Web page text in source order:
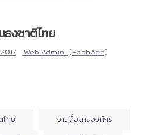
ธงชาติไทย
Web Admin : [PoohAee]
ไทย
งานสื่อสารองค์กร